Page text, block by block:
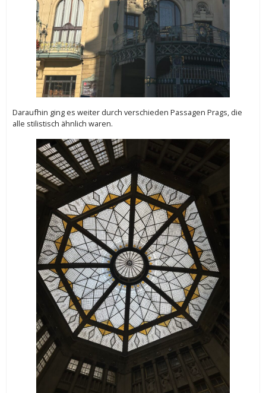
Daraufhin ging es weiter durch verschieden Passagen Prags, die
alle stilistisch ähnlich waren.